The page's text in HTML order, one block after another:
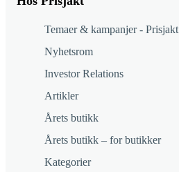
Temaer & kampanjer - Prisjakt
Nyhetsrom
Investor Relations
Artikler
Årets butikk
Årets butikk – for butikker
Kategorier